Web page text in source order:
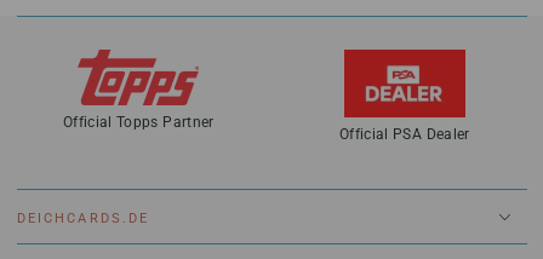
Official Topps Partner
Official PSA Dealer
DEICHCARDS.DE